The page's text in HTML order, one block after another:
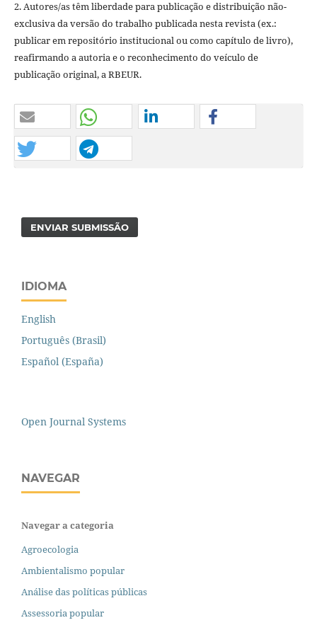
2. Autores/as têm liberdade para publicação e distribuição não-
exclusiva da versão do trabalho publicada nesta revista (ex.:
publicar em repositório institucional ou como capítulo de livro),
reafirmando a autoria e o reconhecimento do veículo de
publicação original, a RBEUR.
ENVIAR SUBMISSÃO
IDIOMA
English
Português (Brasil)
Español (España)
Open Journal Systems
NAVEGAR
Navegar a categoria
Agroecologia
Ambientalismo popular
Análise das políticas públicas
Assessoria popular